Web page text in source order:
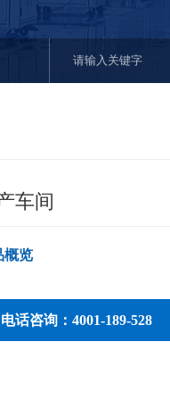
车间
概览
电话咨询：4001-189-528